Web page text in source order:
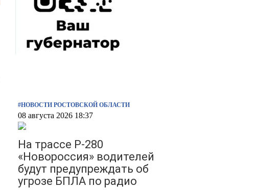
#НОВОСТИ РОСТОВСКОЙ ОБЛАСТИ
08 августа 2026 18:37
На трассе Р-280
«Новороссия» водителей
будут предупреждать об
угрозе БПЛА по радио